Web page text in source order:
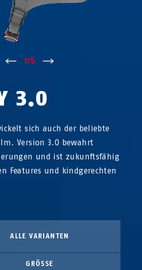
↑ 1/5
3.0
sich auch der beliebte
Version 3.0 bewahrt
und ist zukunftsfähig
Features und kindgerechten
ALLE VARIANTEN
GRÖSSE